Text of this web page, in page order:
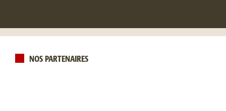
NOS PARTENAIRES